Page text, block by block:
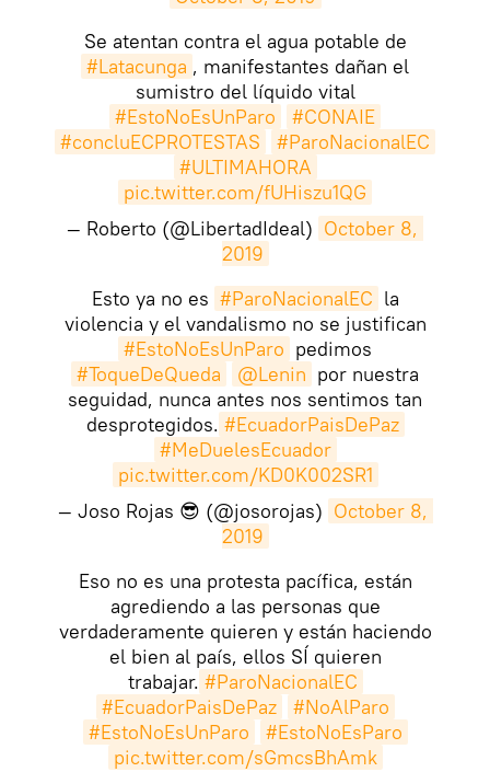
Se atentan contra el agua potable de
#Latacunga , manifestantes dañan el
sumistro del líquido vital
#EstoNoEsUnParo
#CONAIE
#concluECPROTESTAS
#ParoNacionalEC
#ULTIMAHORA
pic.twitter.com/fUHiszu1QG
— Roberto (@LibertadIdeal) October 8,
2019
Esto ya no es #ParoNacionalEC la
violencia y el vandalismo no se justifican
#EstoNoEsUnParo pedimos
#ToqueDeQueda
@Lenin por nuestra
seguidad, nunca antes nos sentimos tan
desprotegidos. #EcuadorPaisDePaz
#MeDuelesEcuador
pic.twitter.com/KD0K002SR1
— Joso Rojas 😎 (@josorojas) October 8,
2019
Eso no es una protesta pacífica, están
agrediendo a las personas que
verdaderamente quieren y están haciendo
el bien al país, ellos SÍ quieren
trabajar. #ParoNacionalEC
#EcuadorPaisDePaz
#NoAlParo
#EstoNoEsUnParo
#EstoNoEsParo
pic.twitter.com/sGmcsBhAmk